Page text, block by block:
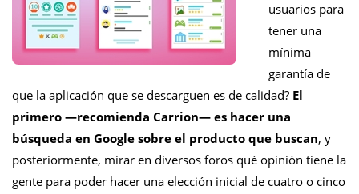
usuarios para
tener una
mínima
garantía de
que la aplicación que se descarguen es de calidad? El
primero ―recomienda Carrion― es hacer una
búsqueda en Google sobre el producto que buscan, y
posteriormente, mirar en diversos foros qué opinión tiene la
gente para poder hacer una elección inicial de cuatro o cinco